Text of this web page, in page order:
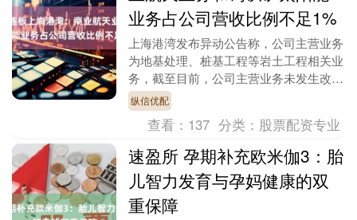
业务占公司营收比例不足1%
上海港湾发布异动公告称，公司主营业务
为地基处理、桩基工程等岩土工程相关业
务，截至目前，公司主营业务未发生改
变。根据经审计的2024年公司财务数据
显示，商业航天业....
纵信优配
查看： 137 分类： 股票配资专业
速盈所 孕期补充欧米伽3：胎
儿智力发育与孕妈健康的双
重保障